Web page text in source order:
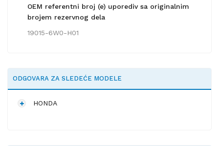
OEM referentni broj (e) uporediv sa originalnim
brojem rezervnog dela
19015-6W0-H01
ODGOVARA ZA SLEDEĆE MODELE
HONDA